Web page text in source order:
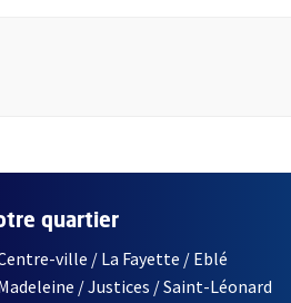
quartier
ville / La Fayette / Eblé
/ Justices / Saint-Léonard